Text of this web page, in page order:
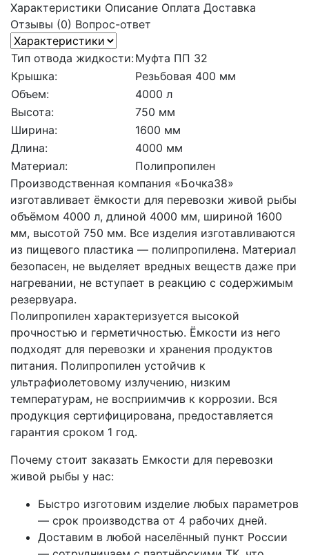
Характеристики Описание Оплата Доставка
Отзывы (0) Вопрос-ответ
Тип отвода жидкости:Муфта ПП 32
Крышка:
Резьбовая 400 мм
Объем:
4000 л
Высота:
750 мм
Ширина:
1600 мм
Длина:
4000 мм
Материал:
Полипропилен
Производственная компания «Бочка38»
изготавливает ёмкости для перевозки живой рыбы
объёмом 4000 л, длиной 4000 мм, шириной 1600
мм, высотой 750 мм. Все изделия изготавливаются
из пищевого пластика — полипропилена. Материал
безопасен, не выделяет вредных веществ даже при
нагревании, не вступает в реакцию с содержимым
резервуара.
Полипропилен характеризуется высокой
прочностью и герметичностью. Ёмкости из него
подходят для перевозки и хранения продуктов
питания. Полипропилен устойчив к
ультрафиолетовому излучению, низким
температурам, не восприимчив к коррозии. Вся
продукция сертифицирована, предоставляется
гарантия сроком 1 год.
Почему стоит заказать Емкости для перевозки
живой рыбы у нас:
Быстро изготовим изделие любых параметров
— срок производства от 4 рабочих дней.
Доставим в любой населённый пункт России